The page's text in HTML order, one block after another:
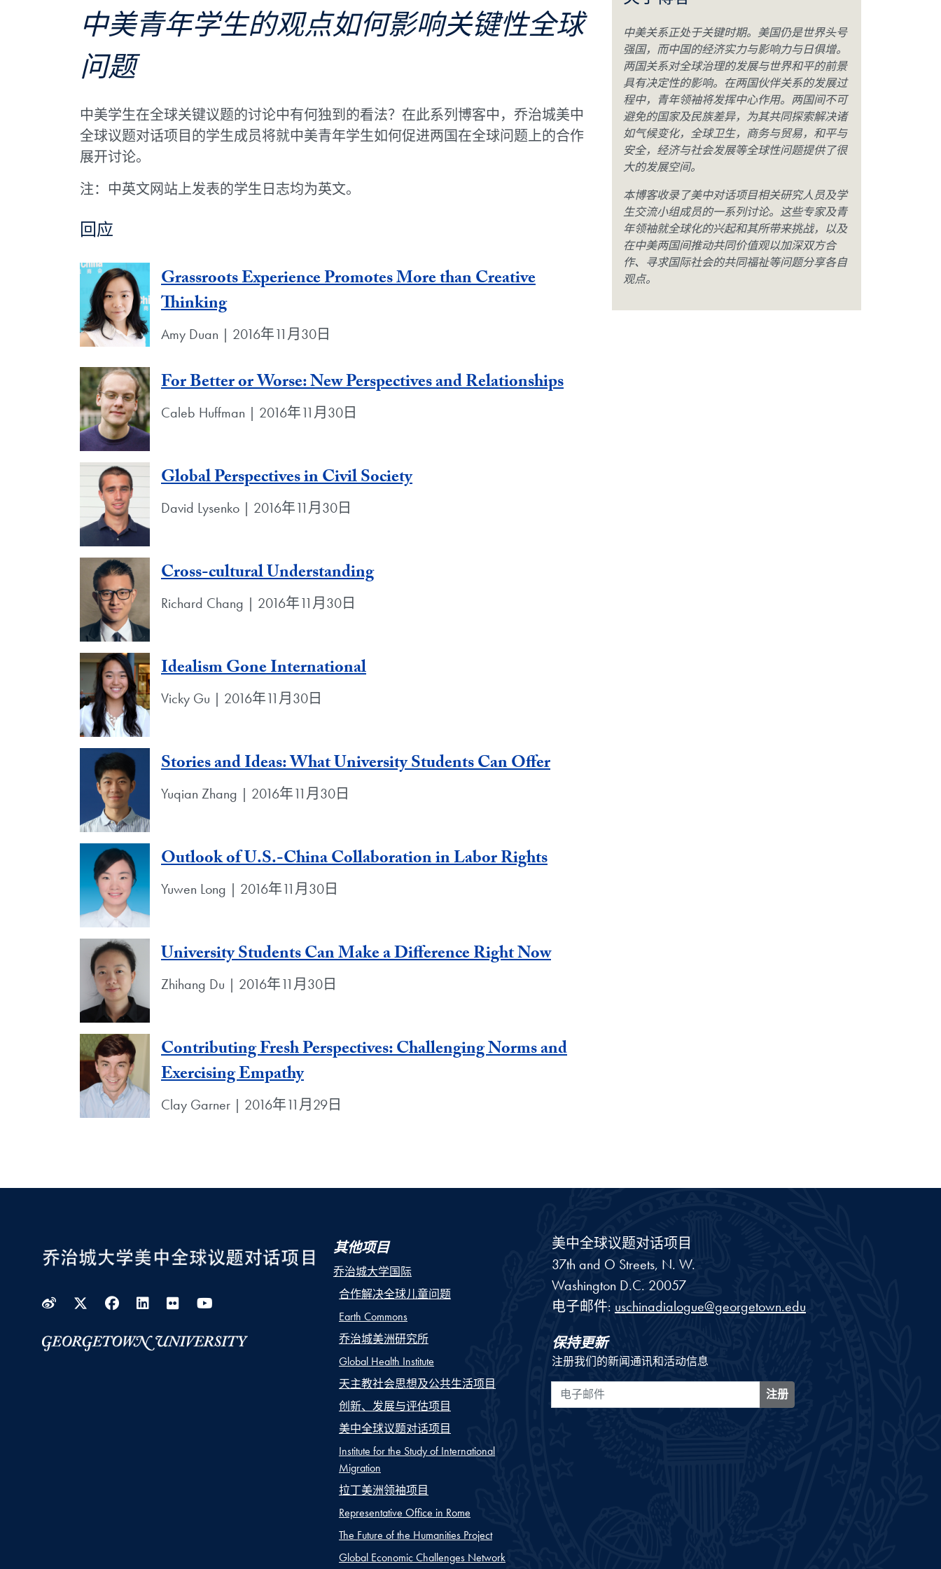
中美青年学生的观点如何影响关键性全球
问题
中美学生在全球关键议题的讨论中有何独到的看法？在此系列博客中，乔治城美中
全球议题对话项目的学生成员将就中美青年学生如何促进两国在全球问题上的合作
展开讨论。
注：中英文网站上发表的学生日志均为英文。
回应
Grassroots Experience Promotes More than Creative
Thinking
Amy Duan | 2016年11月30日
For Better or Worse: New Perspectives and Relationships
Caleb Huffman | 2016年11月30日
Global Perspectives in Civil Society
David Lysenko | 2016年11月30日
Cross-cultural Understanding
Richard Chang | 2016年11月30日
Idealism Gone International
Vicky Gu | 2016年11月30日
Stories and Ideas: What University Students Can Offer
Yuqian Zhang | 2016年11月30日
Outlook of U.S.-China Collaboration in Labor Rights
Yuwen Long | 2016年11月30日
University Students Can Make a Difference Right Now
Zhihang Du | 2016年11月30日
Contributing Fresh Perspectives: Challenging Norms and
Exercising Empathy
Clay Garner | 2016年11月29日
中美关系正处于关键时期。美国仍是世界头号
强国，而中国的经济实力与影响力与日俱增。
两国关系对全球治理的发展与世界和平的前景
具有决定性的影响。在两国伙伴关系的发展过
程中，青年领袖将发挥中心作用。两国间不可
避免的国家及民族差异，为其共同探索解决诸
如气候变化，全球卫生，商务与贸易，和平与
安全，经济与社会发展等全球性问题提供了很
大的发展空间。
本博客收录了美中对话项目相关研究人员及学
生交流小组成员的一系列讨论。这些专家及青
年领袖就全球化的兴起和其所带来挑战，以及
在中美两国间推动共同价值观以加深双方合
作、寻求国际社会的共同福祉等问题分享各自
观点。
WeiboTwitter
Facebook
LinkedIn
Flickr
其他项目
乔治城大学国际
合作解决全球儿童问题
Earth Commons
乔治城美洲研究所
Global Health Institute
天主教社会思想及公共生活项目
创新、发展与评估项目
美中全球议题对话项目
Institute for the Study of International
Migration
拉丁美洲领袖项目
Representative Office in Rome
The Future of the Humanities Project
Global Economic Challenges Network
美中全球议题对话项目
37th and O Streets, N. W.
Washington D.C. 20057
电子邮件: uschinadialogue@georgetown.edu
保持更新
注册我们的新闻通讯和活动信息
电子邮件 注册